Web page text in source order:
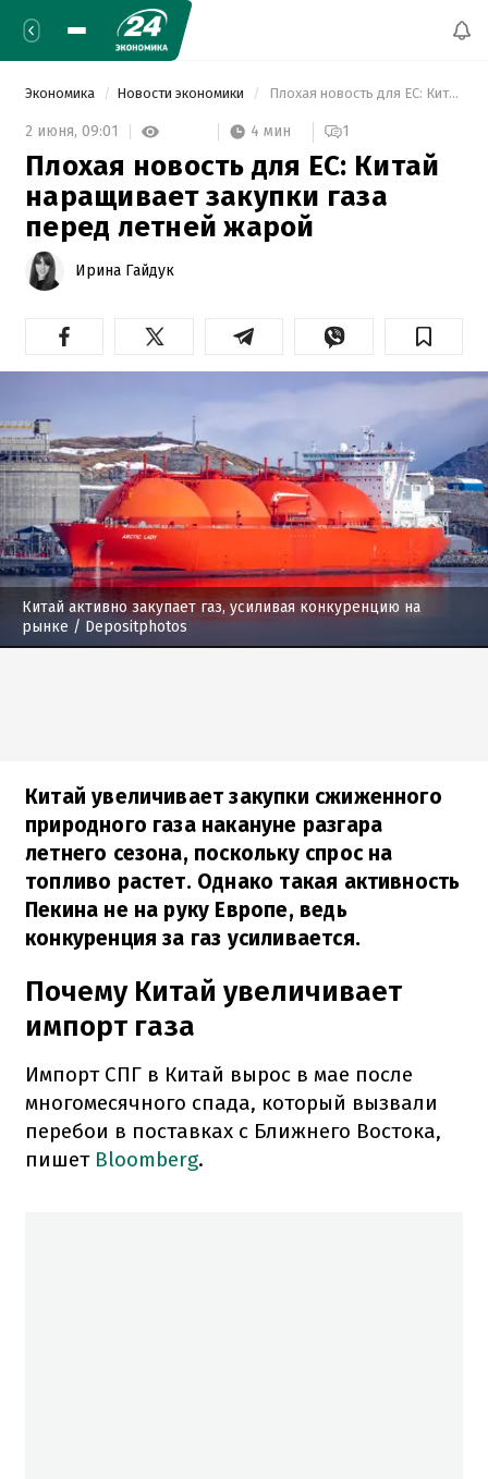
Экономика Новости экономики Плохая новость для ЕС: Китай наращивает закупки газа перед летней жарой
2 июня, 09:01 4 мин 1
Плохая новость для ЕС: Китай
наращивает закупки газа
перед летней жарой
Ирина Гайдук
Китай активно закупает газ, усиливая конкуренцию на
рынке / Depositphotos
Китай увеличивает закупки сжиженного
природного газа накануне разгара
летнего сезона, поскольку спрос на
топливо растет. Однако такая активность
Пекина не на руку Европе, ведь
конкуренция за газ усиливается.
Почему Китай увеличивает
импорт газа
Импорт СПГ в Китай вырос в мае после
многомесячного спада, который вызвали
перебои в поставках с Ближнего Востока,
пишет Bloomberg.